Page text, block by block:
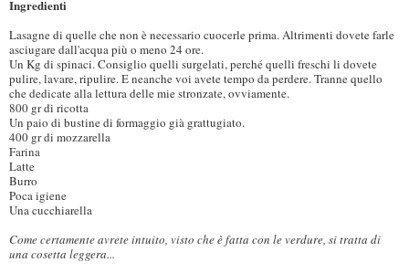
Ingredienti
Lasagne di quelle che non è necessario cuocerle prima. Altrimenti dovete farle
asciugare dall'acqua più o meno 24 ore.
Un Kg di spinaci. Consiglio quelli surgelati, perché quelli freschi li dovete
pulire, lavare, ripulire. E neanche voi avete tempo da perdere. Tranne quello
che dedicate alla lettura delle mie stronzate, ovviamente.
800 gr di ricotta
Un paio di bustine di formaggio già grattugiato.
400 gr di mozzarella
Farina
Latte
Burro
Poca igiene
Una cucchiarella
Come certamente avrete intuito, visto che è fatta con le verdure, si tratta di
una cosetta leggera...